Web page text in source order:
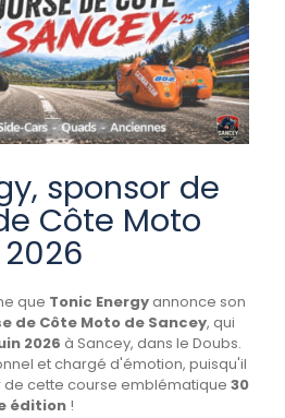
sponsor de
Côte Moto
que Tonic Energy annonce son
de Côte Moto de Sancey, qui
2026 à Sancey, dans le Doubs.
et chargé d'émotion, puisqu'il
cette course emblématique 30
édition !